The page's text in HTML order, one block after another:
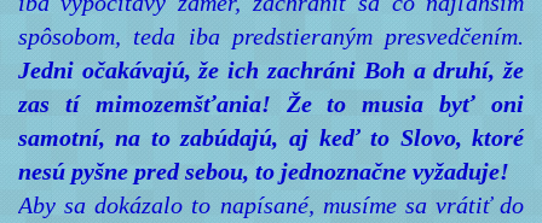
spôsobom, teda iba predstieraným presvedčením.
Jedni očakávajú, že ich zachráni Boh a druhí, že
zas tí mimozemšťania! Že to musia byť oni
samotní, na to zabúdajú, aj keď to Slovo, ktoré
nesú pyšne pred sebou, to jednoznačne vyžaduje!
Aby sa dokázalo to napísané, musíme sa vrátiť do